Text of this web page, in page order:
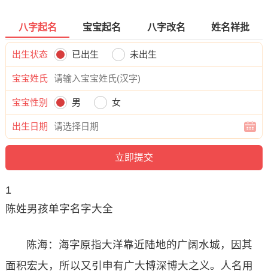
八字起名 宝宝起名 八字改名 姓名祥批
出生状态 已出生 未出生
宝宝姓氏
宝宝性别 男 女
出生日期
1
陈姓男孩单字名字大全
陈海：海字原指大洋靠近陆地的广阔水城，因其
面积宏大，所以又引申有广大博深博大之义。人名用